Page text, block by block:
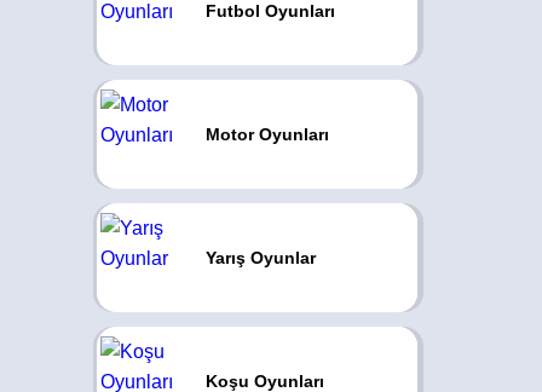
Futbol Oyunları
Motor Oyunları
Yarış Oyunlar
Koşu Oyunları